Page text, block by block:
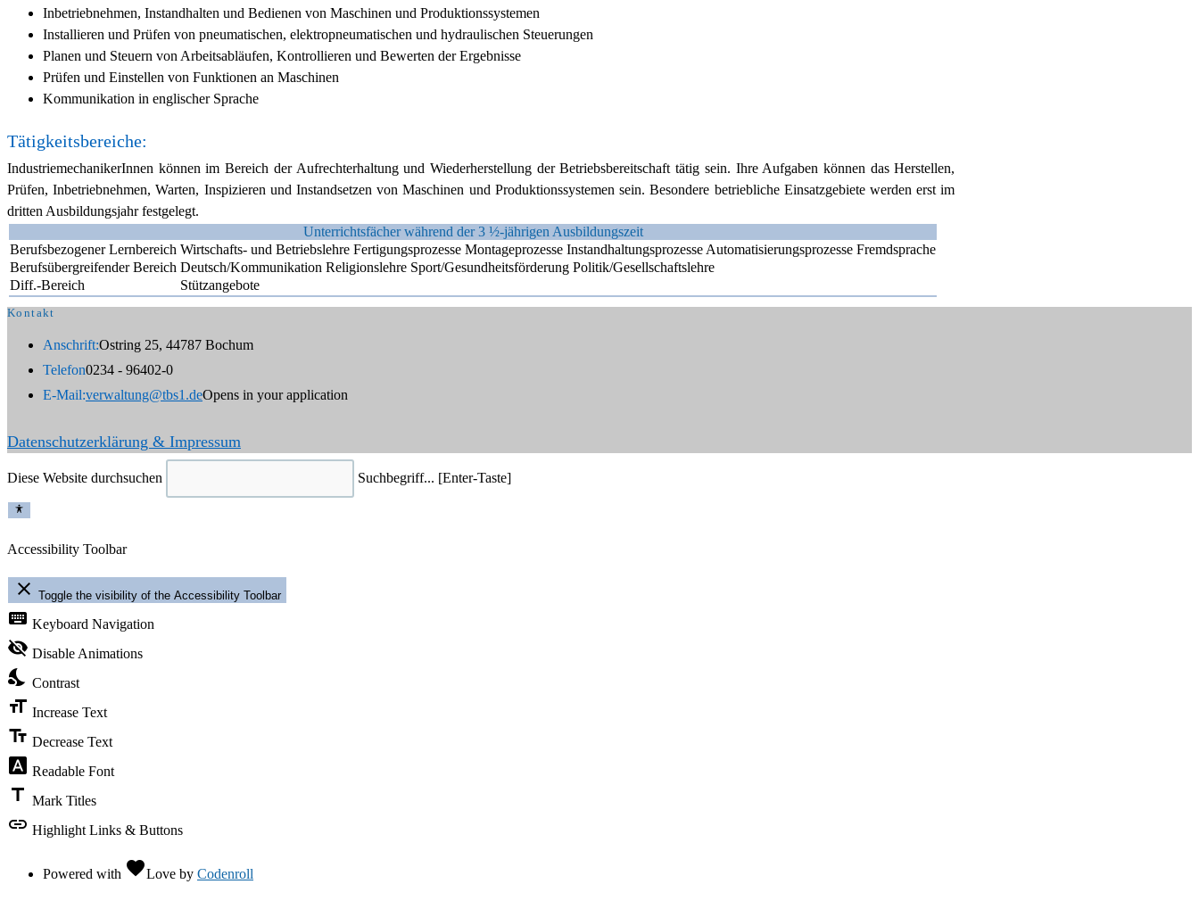
Inbetriebnehmen, Instandhalten und Bedienen von Maschinen und Produktionssystemen
Installieren und Prüfen von pneumatischen, elektropneumatischen und hydraulischen Steuerungen
Planen und Steuern von Arbeitsabläufen, Kontrollieren und Bewerten der Ergebnisse
Prüfen und Einstellen von Funktionen an Maschinen
Kommunikation in englischer Sprache
Tätigkeitsbereiche:
IndustriemechanikerInnen können im Bereich der Aufrechterhaltung und Wiederherstellung der Betriebsbereitschaft tätig sein. Ihre Aufgaben können das Herstellen,
Prüfen, Inbetriebnehmen, Warten, Inspizieren und Instandsetzen von Maschinen und Produktionssystemen sein. Besondere betriebliche Einsatzgebiete werden erst im
dritten Ausbildungsjahr festgelegt.
Unterrichtsfächer während der 3 ½-jährigen Ausbildungszeit
Berufsbezogener Lernbereich Wirtschafts- und Betriebslehre Fertigungsprozesse Montageprozesse Instandhaltungsprozesse Automatisierungsprozesse Fremdsprache
Berufsübergreifender Bereich Deutsch/Kommunikation Religionslehre Sport/Gesundheitsförderung Politik/Gesellschaftslehre
Diff.-Bereich
Stützangebote
Kontakt
Anschrift:Ostring 25, 44787 Bochum
Telefon0234 - 96402-0
E-Mail:verwaltung@tbs1.deOpens in your application
Datenschutzerklärung & Impressum
Diese Website durchsuchen Suchbegriff... [Enter-Taste]
Accessibility Toolbar
close Toggle the visibility of the Accessibility Toolbar
keyboard Keyboard Navigation
visibility_off Disable Animations
nights_stay Contrast
format_size Increase Text
text_fields Decrease Text
font_download Readable Font
title Mark Titles
link Highlight Links & Buttons
Powered with favoriteLove by Codenroll